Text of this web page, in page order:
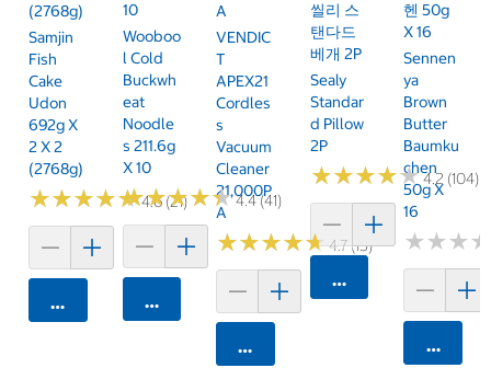
(2768g)
Samjin
Fish
Cake
Udon
692g X
2 X 2
(2768g)
★★★★★
★★★★★4.6 (21)
카트에 담기
10
Wooboo
L Cold
Buckwh
Eat
Noodle
S 211.6g
X 10
★★★★★
★★★★★4.4 (41)
카트에 담기
A
VENDIC
T
APEX21
Cordles
S
Vacuum
Cleaner
21,000P
A
★★★★★
★★★★★4.7 (15)
카트에 담기
씰리 스
탠다드
베개 2P
Sealy
Standar
D Pillow
2P
★★★★★
★★★★★4.2 (104)
카트에 담기
헨 50g
X 16
Sennen
Ya
Brown
Butter
Baumku
Chen
50g X
16
★★★
★★★
카트에